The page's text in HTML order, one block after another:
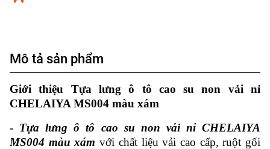
Mô tả sản phẩm
Giới thiệu Tựa lưng ô tô cao su non vải nỉ
CHELAIYA MS004 màu xám
- Tựa lưng ô tô cao su non vải nỉ CHELAIYA
MS004 màu xámvới chất liệu vải cao cấp, ruột gối